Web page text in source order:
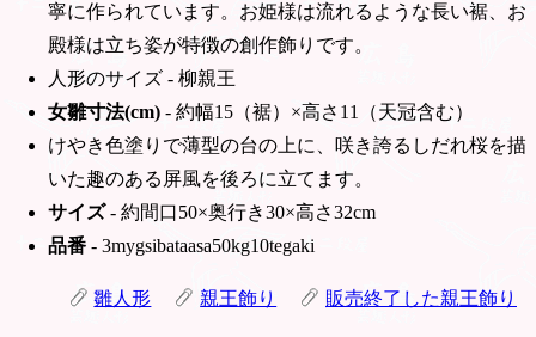
寧に作られています。お姫様は流れるような長い裾、お
殿様は立ち姿が特徴の創作飾りです。
人形のサイズ - 柳親王
女雛寸法(cm) - 約幅15（裾）×高さ11（天冠含む）
けやき色塗りで薄型の台の上に、咲き誇るしだれ桜を描
いた趣のある屏風を後ろに立てます。
サイズ- 約間口50×奥行き30×高さ32cm
品番 - 3mygsibataasa50kg10tegaki
雛人形 親王飾り 販売終了した親王飾り